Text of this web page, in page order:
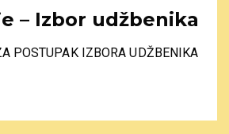
– Izbor udžbenika
POSTUPAK IZBORA UDŽBENIKA